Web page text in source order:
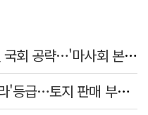
김병삼 경북 영천시장, 이번엔 국회 공략…'마사회 본사 이전·광역교통망 확충' 요청
대구도시개발공사 경영평가 '라'등급…토지 판매 부진에 1년 만에 두 단계 '뚝'